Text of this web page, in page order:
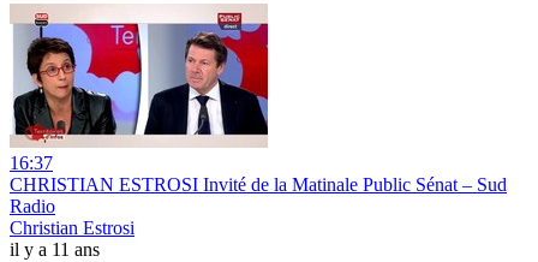
16:37
CHRISTIAN ESTROSI Invité de la Matinale Public Sénat – Sud
Radio
Christian Estrosi
il y a 11 ans